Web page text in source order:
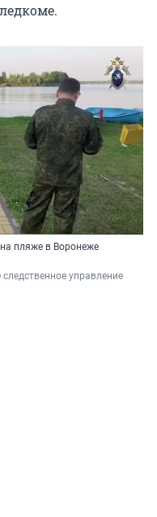
пляже в Воронеже
управление